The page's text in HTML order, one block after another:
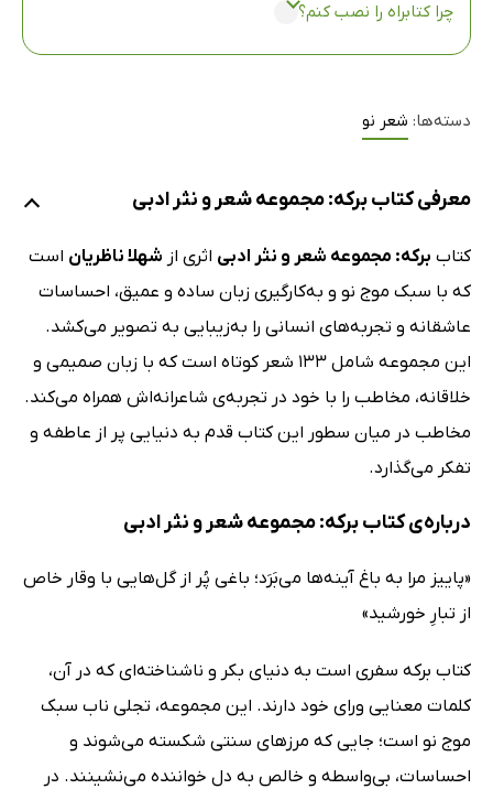
چرا کتابراه را نصب کنم؟
دسته‌ها: شعر نو
معرفی کتاب برکه: مجموعه شعر و نثر ادبی
کتاب برکه: مجموعه شعر و نثر ادبی اثری از شهلا ناظریان است
که با سبک موج نو و به‌کارگیری زبان ساده و عمیق، احساسات
عاشقانه و تجربه‌های انسانی را به‌زیبایی به تصویر می‌کشد.
این مجموعه شامل 133 شعر کوتاه است که با زبان صمیمی و
خلاقانه، مخاطب را با خود در تجربه‌ی شاعرانه‌اش همراه می‌کند.
مخاطب در میان سطور این کتاب قدم به دنیایی پر از عاطفه و
تفکر می‌گذارد.
درباره‌ی کتاب برکه: مجموعه شعر و نثر ادبی
«پاییز مرا به باغ آینه‌ها می‌بَرَد؛ باغی پُر از گل‌هایی با وقار خاص
از تبارِ خورشید»
کتاب برکه سفری است به دنیای بکر و ناشناخته‌ای که در آن،
کلمات معنایی ورای خود دارند. این مجموعه، تجلی ناب سبک
موج نو است؛ جایی که مرزهای سنتی شکسته می‌شوند و
احساسات، بی‌واسطه و خالص به دل خواننده می‌نشینند. در